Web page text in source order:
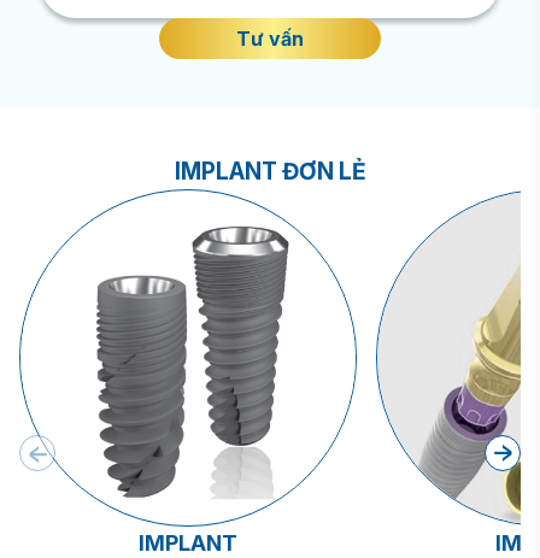
Tư vấn
IMPLANT ĐƠN LẺ
IMPLANT